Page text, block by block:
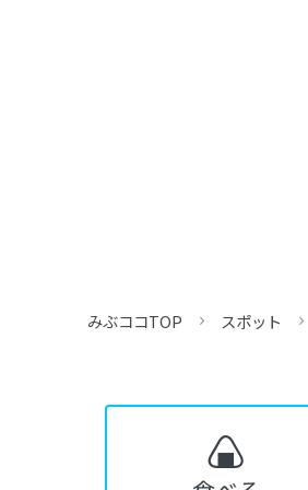
みぶココTOP スポット